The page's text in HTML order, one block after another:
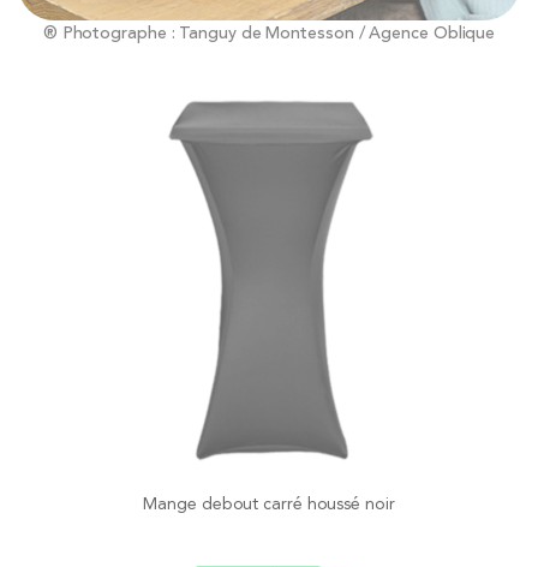
® Photographe : Tanguy de Montesson / Agence Oblique
Mange debout carré houssé noir